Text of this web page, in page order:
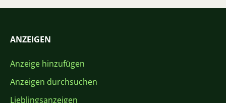
ANZEIGEN
Anzeige hinzufügen
Anzeigen durchsuchen
Lieblingsanzeigen